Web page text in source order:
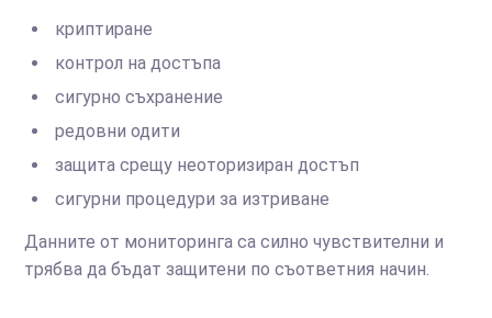
криптиране
контрол на достъпа
сигурно съхранение
редовни одити
защита срещу неоторизиран достъп
сигурни процедури за изтриване
Данните от мониторинга са силно чувствителни и
трябва да бъдат защитени по съответния начин.